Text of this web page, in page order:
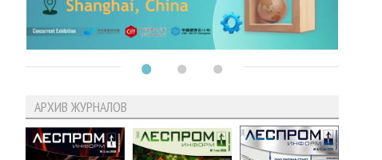
АРХИВ ЖУРНАЛОВ